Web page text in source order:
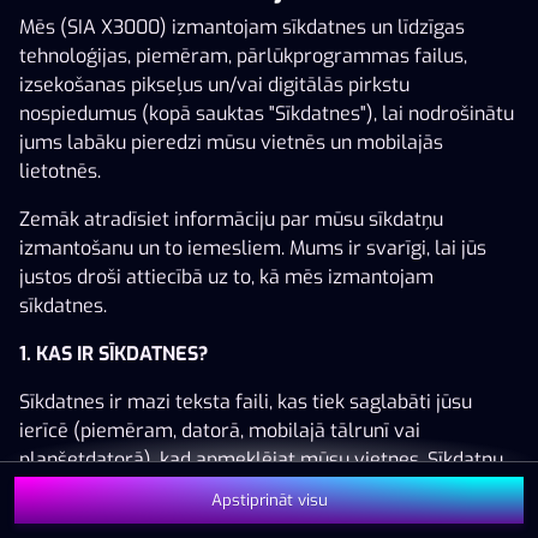
Šai spēlei nav pieejama demo versija. Lūdzu,
pieslēdzies, lai spēlētu ar īstu naudu.
Pieslēgties
Mēs (SIA X3000) izmantojam sīkdatnes un līdzīgas
tehnoloģijas, piemēram, pārlūkprogrammas failus,
izsekošanas pikseļus un/vai digitālās pirkstu
nospiedumus (kopā sauktas "Sīkdatnes"), lai nodrošinātu
jums labāku pieredzi mūsu vietnēs un mobilajās
lietotnēs.
Zemāk atradīsiet informāciju par mūsu sīkdatņu
izmantošanu un to iemesliem. Mums ir svarīgi, lai jūs
justos droši attiecībā uz to, kā mēs izmantojam
sīkdatnes.
1. KAS IR SĪKDATNES?
Sīkdatnes ir mazi teksta faili, kas tiek saglabāti jūsu
ierīcē (piemēram, datorā, mobilajā tālrunī vai
planšetdatorā), kad apmeklējat mūsu vietnes. Sīkdatņu
izvietošana ļauj mums jūs atpazīt un saprast, kā jūs
izmantojat mūsu vietnes, kas palīdz mums uzlabot jūsu
Apstiprināt visu